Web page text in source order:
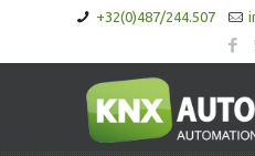
+32(0)487/244.507